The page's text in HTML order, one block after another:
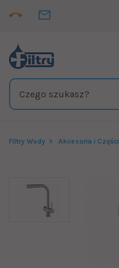
Filtry Wody Akcesoria i Części